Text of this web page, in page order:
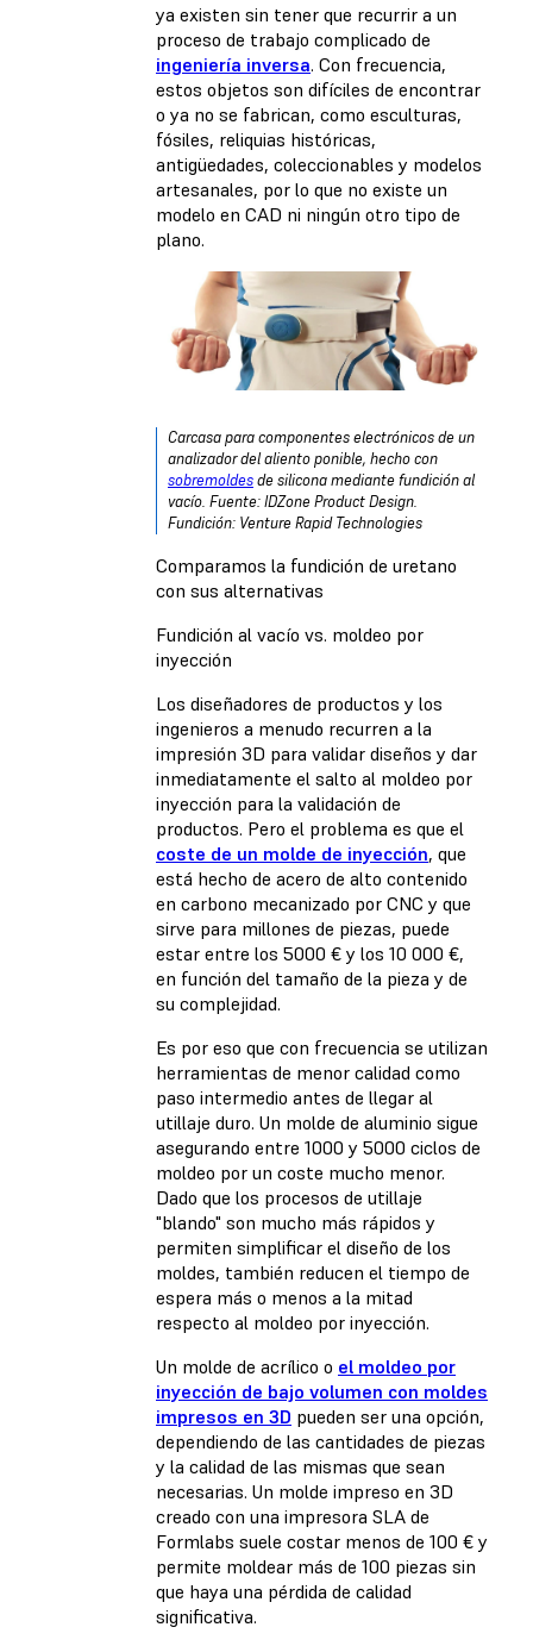
ya existen sin tener que recurrir a un
proceso de trabajo complicado de
ingeniería inversa. Con frecuencia,
estos objetos son difíciles de encontrar
o ya no se fabrican, como esculturas,
fósiles, reliquias históricas,
antigüedades, coleccionables y modelos
artesanales, por lo que no existe un
modelo en CAD ni ningún otro tipo de
plano.
Carcasa para componentes electrónicos de un
analizador del aliento ponible, hecho con
sobremoldesde silicona mediante fundición al
vacío. Fuente: IDZone Product Design.
Fundición: Venture Rapid Technologies
Comparamos la fundición de uretano
con sus alternativas
Fundición al vacío vs. moldeo por
inyección
Los diseñadores de productos y los
ingenieros a menudo recurren a la
impresión 3D para validar diseños y dar
inmediatamente el salto al moldeo por
inyección para la validación de
productos. Pero el problema es que el
coste de un molde de inyección, que
está hecho de acero de alto contenido
en carbono mecanizado por CNC y que
sirve para millones de piezas, puede
estar entre los 5000 € y los 10 000 €,
en función del tamaño de la pieza y de
su complejidad.
Es por eso que con frecuencia se utilizan
herramientas de menor calidad como
paso intermedio antes de llegar al
utillaje duro. Un molde de aluminio sigue
asegurando entre 1000 y 5000 ciclos de
moldeo por un coste mucho menor.
Dado que los procesos de utillaje
"blando" son mucho más rápidos y
permiten simplificar el diseño de los
moldes, también reducen el tiempo de
espera más o menos a la mitad
respecto al moldeo por inyección.
Un molde de acrílico o el moldeo por
inyección de bajo volumen con moldes
impresos en 3D pueden ser una opción,
dependiendo de las cantidades de piezas
y la calidad de las mismas que sean
necesarias. Un molde impreso en 3D
creado con una impresora SLA de
Formlabs suele costar menos de 100 € y
permite moldear más de 100 piezas sin
que haya una pérdida de calidad
significativa.